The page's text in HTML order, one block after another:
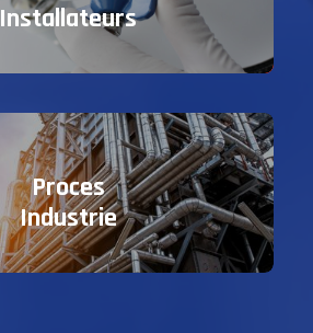
Installateurs
Proces
Industrie